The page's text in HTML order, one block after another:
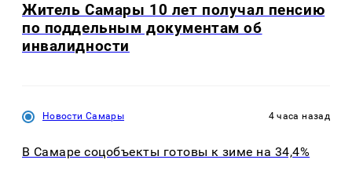
Житель Самары 10 лет получал пенсию
по поддельным документам об
инвалидности
Новости Самары 4 часа назад
В Самаре соцобъекты готовы к зиме на 34,4%